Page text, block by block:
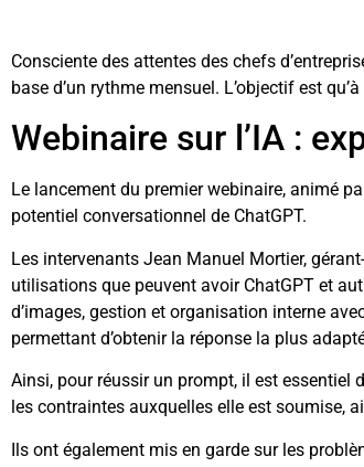
Consciente des attentes des chefs
base d’un rythme mensuel. L’objectif est
Webinaire sur l’IA :
Le lancement du premier webinaire, animé
potentiel conversationnel de ChatGPT.
Les intervenants Jean Manuel Mortier,
utilisations que peuvent avoir ChatGPT et
d’images, gestion et organisation interne
permettant d’obtenir la réponse la plus
Ainsi, pour réussir un prompt, il est essentiel
les contraintes auxquelles elle est soumise,
Ils ont également mis en garde sur les